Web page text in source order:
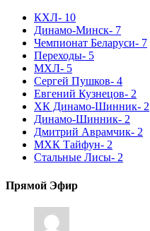
КХЛ- 10
Динамо-Минск- 7
Чемпионат Беларуси- 7
Переходы- 5
МХЛ- 5
Сергей Пушков- 4
Евгений Кузнецов- 2
ХК Динамо-Шинник- 2
Динамо-Шинник- 2
Дмитрий Аврамчик- 2
МХК Тайфун- 2
Стальные Лисы- 2
Прямой Эфир